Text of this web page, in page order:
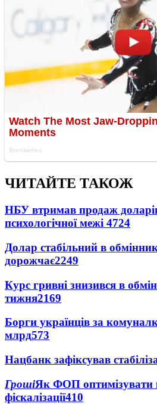
ЧИТАЙТЕ ТАКОЖ
НБУ втримав продаж
психологічної межі 4724
Долар стабільний в
дорожчає2249
Курс гривні знизився в
тижня2169
Борги українців за
млрд573
Нацбанк зафіксував
ГрошіЯк ФОП оптимізувати
фіскалізації410